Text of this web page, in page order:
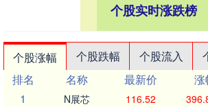
个股实时涨跌榜
个股涨幅 个股跌幅 个股流入
排名
名称 最新价 涨
1
N展芯 116.52